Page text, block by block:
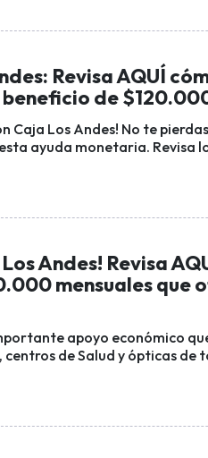
Revisa AQUÍ
de
Caja Los Andes! No te
ayuda monetaria. Revisa
Andes! Revisa
mensuales que
apoyo económico
de Salud y ópticas de